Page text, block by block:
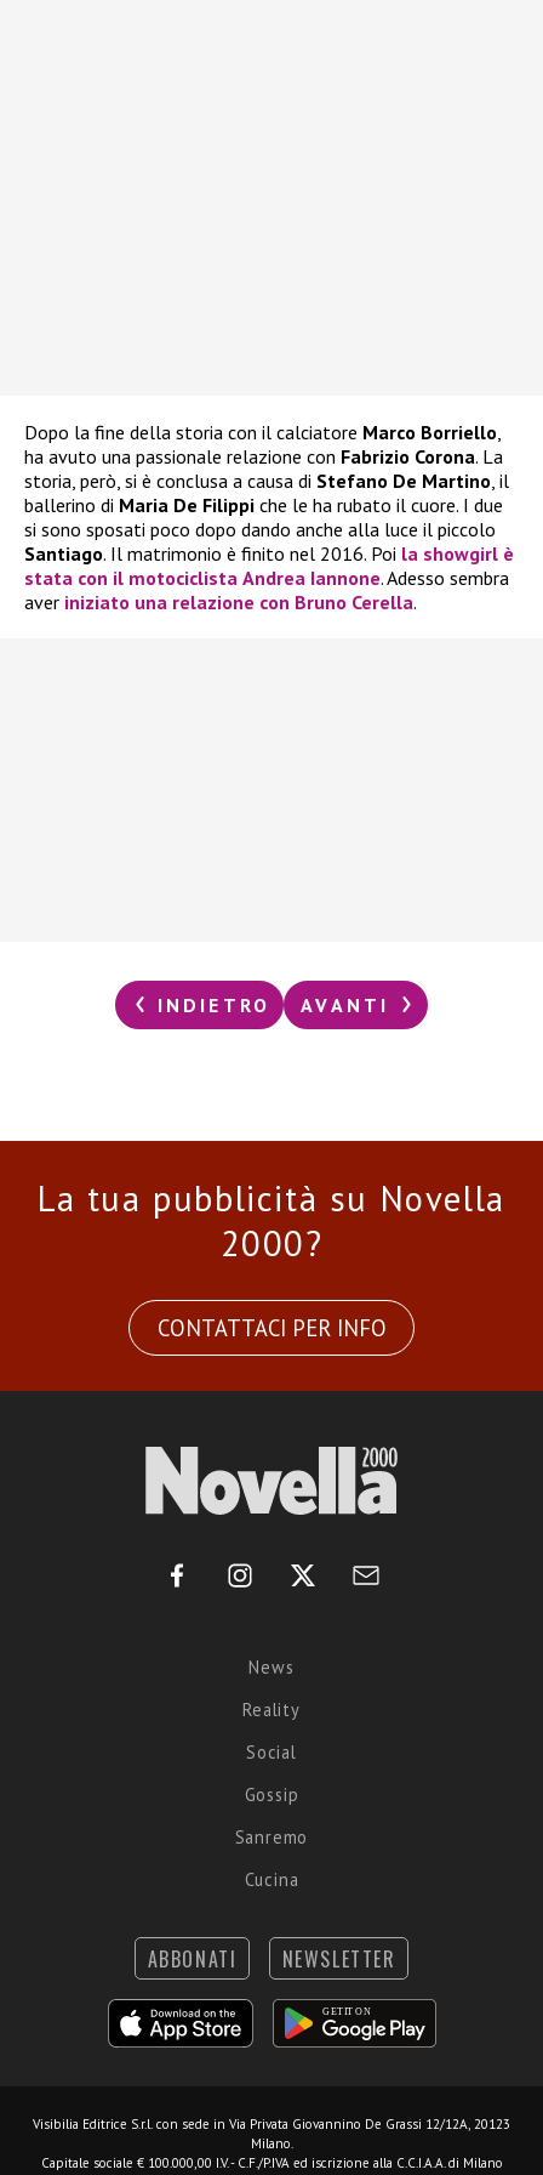
Dopo la fine della storia con il calciatore Marco Borriello
ha avuto una passionale relazione con Fabrizio Corona. La
storia, però, si è conclusa a causa di Stefano De Martino , il
ballerino di Maria De Filippi che le ha rubato il cuore. I due
si sono sposati poco dopo dando anche alla luce il piccolo
Santiago. Il matrimonio è finito nel 2016. Poi la showgirl è
stata con il motociclista Andrea Iannone. Adesso sembra
aver iniziato una relazione con Bruno Cerella.
INDIETRO AVANTI
La tua pubblicità su Novella
2000?
CONTATTACI PER INFO
News
Reality
Social
Gossip
Sanremo
Cucina
ABBONATI NEWSLETTER
Visibilia Editrice S.r.l. con sede in Via Privata Giovannino De Grassi 12/12A, 20123
Milano.
Capitale sociale € 100.000,00 I.V. - C.F./P.IVA ed iscrizione alla C.C.I.A.A. di Milano